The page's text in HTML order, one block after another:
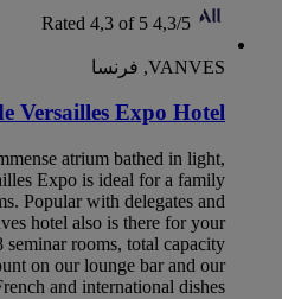
4,3/5
Rated 4,3 of 5
VANVES, فرنسا
Versailles Expo Hotel
atrium bathed in light,
Expo is ideal for a family
Popular with delegates and
hotel also is there for your
rooms, total capacity
on our lounge bar and our
and international dishes.